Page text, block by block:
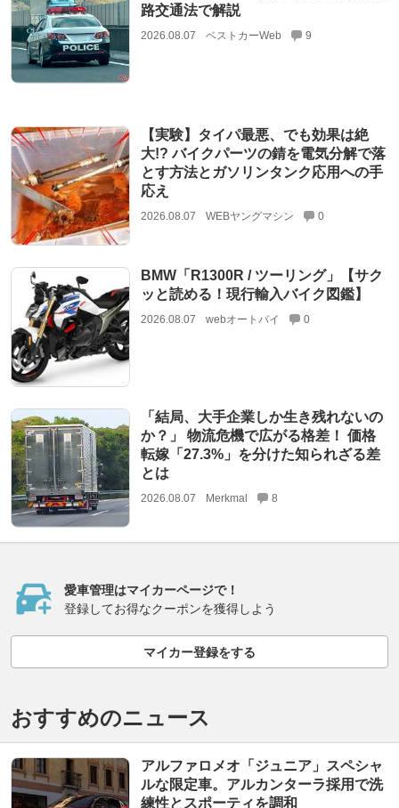
路交通法で解説
2026.08.07 ベストカーWeb 9
【実験】タイパ最悪、でも効果は絶
大!? バイクパーツの錆を電気分解で落
とす方法とガソリンタンク応用への手
応え
2026.08.07 WEBヤングマシン 0
BMW「R1300R / ツーリング」【サク
ッと読める！現行輸入バイク図鑑】
2026.08.07 webオートバイ 0
「結局、大手企業しか生き残れないの
か？」 物流危機で広がる格差！ 価格
転嫁「27.3%」を分けた知られざる差
とは
2026.08.07 Merkmal 8
愛車管理はマイカーページで！
登録してお得なクーポンを獲得しよう
マイカー登録をする
おすすめのニュース
アルファロメオ「ジュニア」スペシャ
ルな限定車。アルカンターラ採用で洗
練性とスポーティを調和